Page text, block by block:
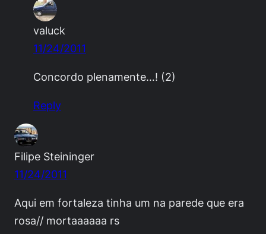
valuck
11/24/2011
Concordo plenamente…! (2)
Reply
Filipe Steininger
11/24/2011
Aqui em fortaleza tinha um na parede que era
rosa// mortaaaaaa rs